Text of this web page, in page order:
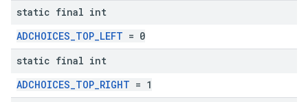
static final int
ADCHOICES_TOP_LEFT = 0
static final int
ADCHOICES_TOP_RIGHT = 1